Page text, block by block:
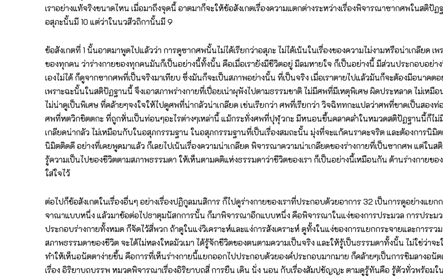
เราอย่างแท้จริงขนาดไหน เมื่อมาถึงจุดนี้ อาตมาก็จะให้ข้อสังเกตเรื่องความแตกต่างระหว่างเรื่องพิจารณาซากศพในสติปั
อสุภะนั้นมี 10 แต่ว่าในนวสีวถิกานั้นมี 9
ข้อสังเกตที่ 1 นั้นอาตมาพูดไปแล้วว่า การดูซากศพนั้นไม่ได้เรียกว่าอสุภะ ไม่ได้เน้นในเรื่องของความไม่งามหรือน่าเกลียด เ
ของทุกคน ว่าร่างกายของทุกคนมันก็เป็นอย่างนี้ทั้งนั้น คือเมื่อเรายังมีชีวิตอยู่ มีลมหายใจ ก็เป็นอย่างนี้ มีส่วนประกอบอย่า
เองไม่ได้ ก็ดูจากซากศพที่เป็นจริงมาเทียบ ซึ่งมันก็จะเป็นสภาพอย่างนั้น ที่เป็นจริง เมื่อเราตายไปแล้วมันก็จะต้องมีอนาคต
เพราะฉะนั้นในสติปัฏฐานนี้ จึงเอาสภาพร่างกายที่เปื่อยเน่าผุพังไปตามธรรมชาติ ไม่มีศพที่มีเหตุพิเศษ ผิดประหลาด ไม่เห
ไม่น่าดูเป็นพิเศษ ที่คล้ายๆจงใจให้ไปดูศพที่น่ากลัวน่าเกลียด เช่นเรียกว่า ศพที่เรียกว่า วิจฉิททกะแปลว่าศพที่ขาดเป็นสอ
ศพที่หตวิกขิตตกะ ที่ถูกหั่นเป็นท่อนๆอะไรต่างๆเหล่านี้ แม้กระทั่งศพที่ปุฬุวกะ มีหนอนขึ้นคลาคล่ำในหมวดสติปัฏฐานนี้ก็ไม่
เกลียดน่ากลัว ไม่เหมือนกับในอสุภกรรมฐาน ในอสุภกรรมฐานที่เป็นเรื่องสมถะนั้น มุ่งที่จะแก้คนราคะจริต และต้องการนิมิ
นิมิตติดดี อย่างที่เคยพูดมาแล้ว ก็เลยไปเน้นเรื่องความน่าเกลียด พิจารณาความน่าเกลียดของร่างกายที่เป็นซากศพ แต่ใน
รู้ความเป็นไปของชีวิตตามสภาพธรรมดา ให้เห็นตามคติแห่งธรรมดาว่าชีวิตของเรา ก็เป็นอย่างนี้เหมือนกัน ด้านร่างกายขอ
ใส่ใจไว้
ต่อไปก็ข้อสังเกตในเรื่องอื่นๆ อย่างเรื่องปฏิกูลมนสิการ ก็ไปดูร่างกายของเราที่ประกอบด้วยอาการ 32 เป็นการดูอย่างแย
จาณาแบบหนึ่ง แล้วมาข้อต่อไปธาตุมนัสกการนั้น ก็มาพิจารณาอีกแบบหนึ่ง คือพิจารณาในแง่ของการประมวล การประมว
ประกอบร่างกายทั้งหมด ก็จัดไว้สี่พวก ถ้าดูในแง่วิเคราะห์และแง่การสังเคราะห์ ดูทั้งในแง่ของการแยกกระจายและการร
สภาพธรรมดาของชีวิต จะได้ไม่หลงใหลมัวเมา ได้รู้จักชีวิตของตนตามความเป็นจริง และให้รู้เป็นธรรมดาทั้งนั้น ไม่ใช่ว่าจ
ทำให้เห็นอนัตตาง่ายขึ้น คือการที่เห็นร่างกายนี้แยกออกไปประกอบด้วยองค์ประกอบมากมาย ก็คล้ายๆเป็นการชิมลางอ
เรื่อง อิริยาบถบรรพ หมวดพิจารณาเรื่องอิริยาบถสี่ การยืน เดิน นั่ง นอน กับเรื่องสัมปชัญญะ ตามดูรู้ทันคือ รู้ตัวทั่วพร้อมใ